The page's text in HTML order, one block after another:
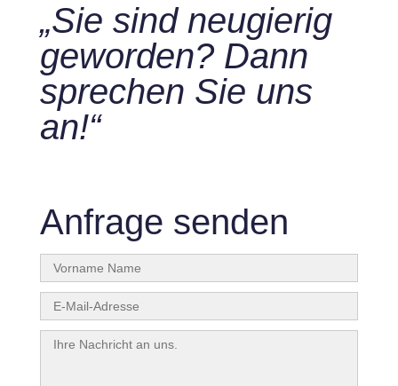
„Sie sind neugierig
geworden? Dann
sprechen Sie uns
an!“
Anfrage senden